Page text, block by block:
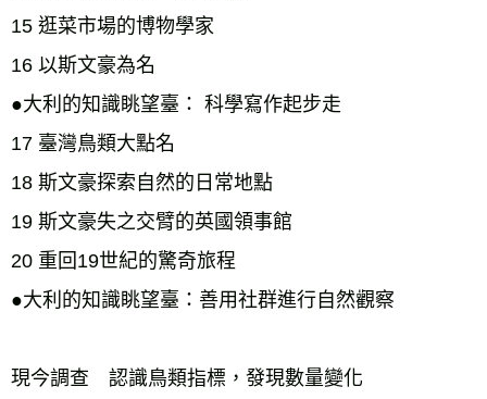
15 逛菜市場的博物學家
16 以斯文豪為名
●大利的知識眺望臺： 科學寫作起步走
17 臺灣鳥類大點名
18 斯文豪探索自然的日常地點
19 斯文豪失之交臂的英國領事館
20 重回19世紀的驚奇旅程
●大利的知識眺望臺：善用社群進行自然觀察
現今調查　認識鳥類指標，發現數量變化